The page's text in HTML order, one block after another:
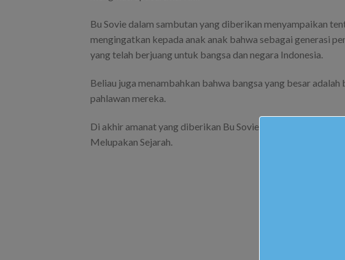
Bu Sovie dalam sambutan yang diberikan menyampaikan
mengingatkan kepada anak anak bahwa sebagai generasi
yang telah berjuang untuk bangsa dan negara Indonesia.
Beliau juga menambahkan bahwa bangsa yang besar
pahlawan mereka.
Di akhir amanat yang diberikan Bu Sovie memberikan pekik
Melupakan Sejarah.